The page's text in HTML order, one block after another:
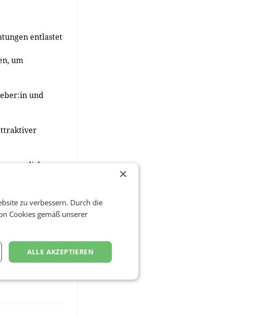
entlastet
um
und
wesentlicher
sind
×
zu verbessern. Durch die
Cookies gemäß unserer
ALLE AKZEPTIEREN